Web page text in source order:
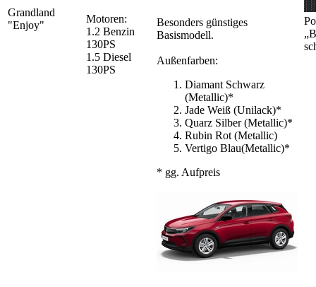
Grandland
"Enjoy"
Motoren:
1.2 Benzin
130PS
1.5 Diesel
130PS
Besonders günstiges
Basismodell.
Außenfarben:
Diamant Schwarz
(Metallic)*
Jade Weiß (Unilack)*
Quarz Silber (Metallic)*
Rubin Rot (Metallic)
Vertigo Blau(Metallic)*
* gg. Aufpreis